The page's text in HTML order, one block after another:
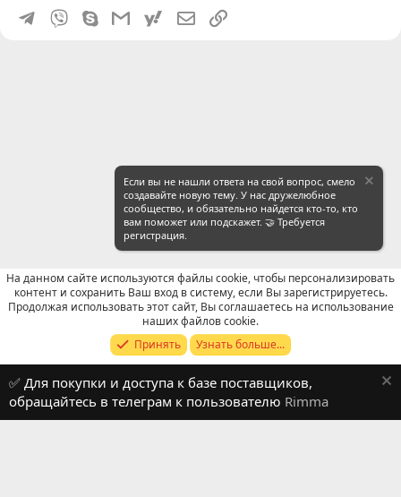
Telegram
Viber SkypeGmailyahoomailЭлектронная почта
Russian (RU)
Обратная связь
Условия и правила
Политика конфиденциальности
Помощь
R
Если вы не нашли ответа на свой вопрос, смело
создавайте новую тему. У нас дружелюбное
сообщество, и обязательно найдется кто-то, кто
вам поможет или подскажет. 🤝 Требуется
регистрация.
На данном сайте используются файлы cookie, чтобы персонализировать
контент и сохранить Ваш вход в систему, если Вы зарегистрируетесь.
Продолжая использовать этот сайт, Вы соглашаетесь на использование
наших файлов cookie.
Принять
Узнать больше...
✅ Для покупки и доступа к базе поставщиков,
обращайтесь в телеграм к пользователю Rimma